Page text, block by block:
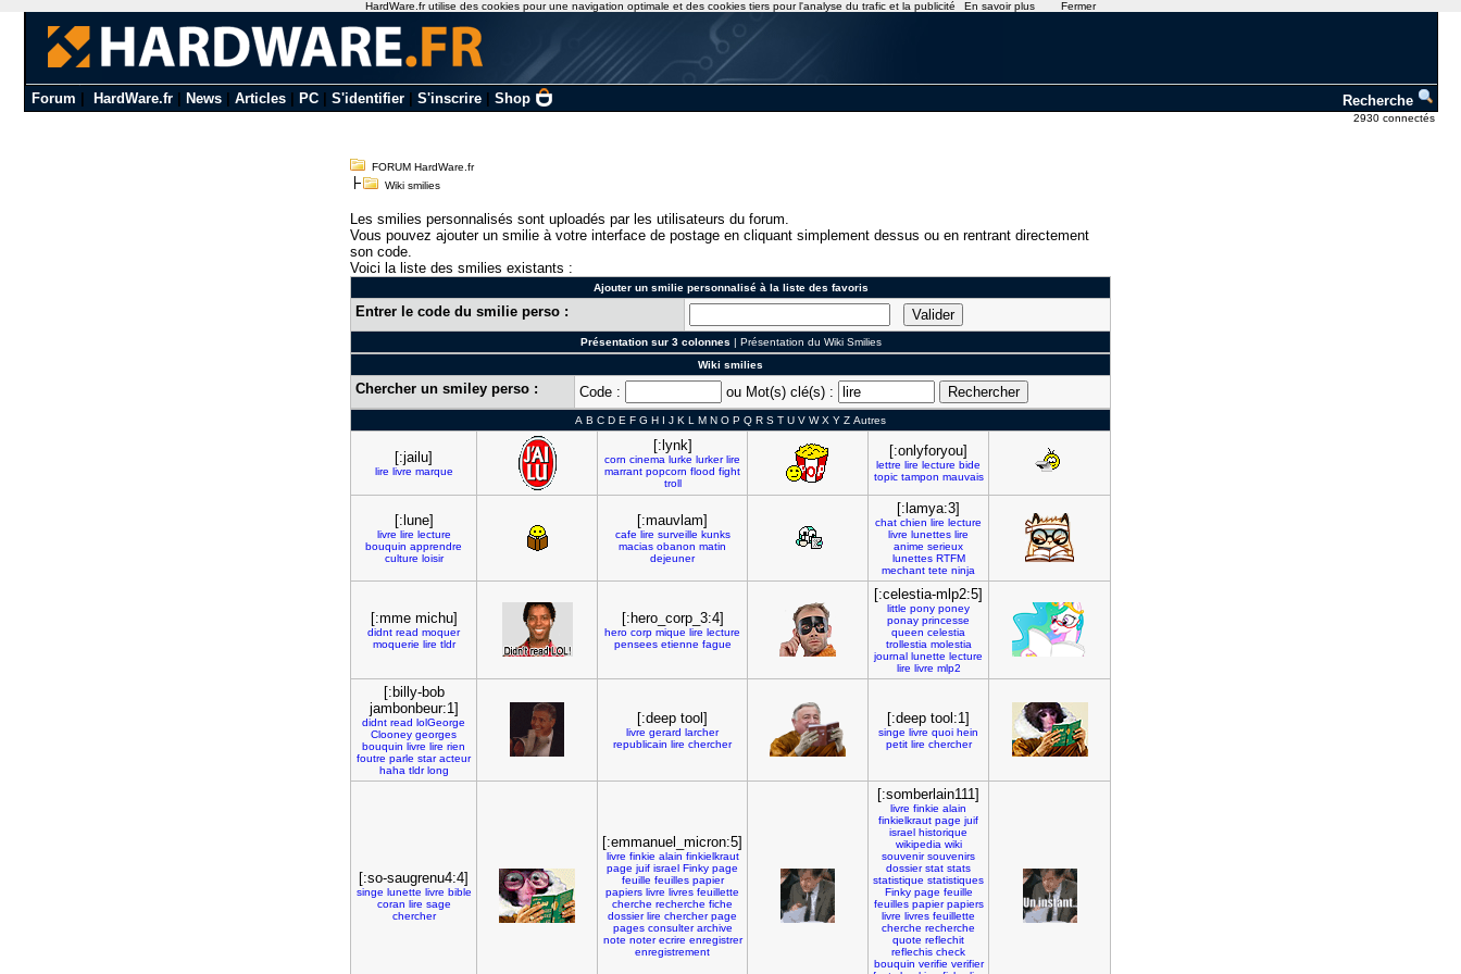
Forum HardWare.fr| News| Articles| PC| S'identifier| S'inscrire| Shop Recherche
2930 connectés
FORUM HardWare.fr
Wiki smilies
Les smilies personnalisés sont uploadés par les utilisateurs du forum.
Vous pouvez ajouter un smilie à votre interface de postage en cliquant simplement dessus ou en rentrant directement
son code.
Voici la liste des smilies existants :
Ajouter un smilie personnalisé à la liste des favoris
Entrer le code du smilie perso :
Présentation sur 3 colonnes | Présentation du Wiki Smilies
Wiki smilies
Chercher un smiley perso : Code : ou Mot(s) clé(s) :
A B C D E F G H I J K L M N O P Q R S T U V W X Y Z Autres
[:jailu]
lire livre marque
[:lynk]
corn cinema lurke lurker lire
marrant popcorn flood fight
troll
[:onlyforyou]
lettre lire lecture bide
topic tampon mauvais
[:lune]
livre lire lecture
bouquin apprendre
culture loisir
[:mauvlam]
cafe lire surveille kunks
macias obanon matin
dejeuner
[:lamya:3]
chat chien lire lecture
livre lunettes lire
anime serieux
lunettes RTFM
mechant tete ninja
[:mme michu]
didnt read moquer
moquerie lire tldr
[:hero_corp_3:4]
hero corp mique lire lecture
pensees etienne fague
[:celestia-mlp2:5]
little pony poney
ponay princesse
queen celestia
trollestia molestia
journal lunette lecture
lire livre mlp2
[:billy-bob
jambonbeur:1]
didnt read lolGeorge
Clooney georges
bouquin livre lire rien
foutre parle star acteur
haha tldr long
[:deep tool]
livre gerard larcher
republicain lire chercher
[:deep tool:1]
singe livre quoi hein
petit lire chercher
[:so-saugrenu4:4]
singe lunette livre bible
coran lire sage
chercher
[:emmanuel_micron:5]
livre finkie alain finkielkraut
page juif israel Finky page
feuille feuilles papier
papiers livre livres feuillette
cherche recherche fiche
dossier lire chercher page
pages consulter archive
note noter ecrire enregistrer
enregistrement
[:somberlain111]
livre finkie alain
finkielkraut page juif
israel historique
wikipedia wiki
souvenir souvenirs
dossier stat stats
statistique statistiques
Finky page feuille
feuilles papier papiers
livre livres feuillette
cherche recherche
quote reflechit
reflechis check
bouquin verifie verifier
HardWare.fr utilise des cookies pour une navigation optimale et des cookies tiers pour l'analyse du trafic et la publicité En savoir plus Fermer